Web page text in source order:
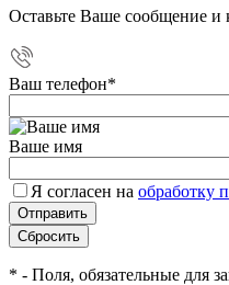
Оставьте Ваше сообщение и
Ваш телефон*
Ваше имя
Я согласен на обработку
* - Поля, обязательные для